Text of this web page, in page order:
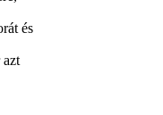
és
azt